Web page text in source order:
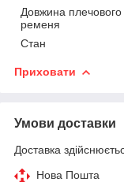
Довжина плечового
ременя
Стан
Приховати
Умови доставки
Доставка
Нова Пошта